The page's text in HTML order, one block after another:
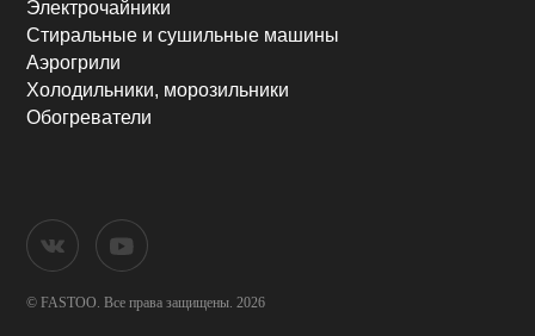
Электрочайники
Стиральные и сушильные машины
Аэрогрили
Холодильники, морозильники
Обогреватели
© FASTOO. Все права защищены. 2026